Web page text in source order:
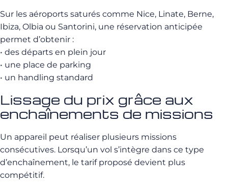
Sur les aéroports saturés comme Nice, Linate, Berne,
Ibiza, Olbia ou Santorini, une réservation anticipée
permet d’obtenir :
• des départs en plein jour
• une place de parking
• un handling standard
Lissage du prix grâce aux
enchaînements de missions
Un appareil peut réaliser plusieurs missions
consécutives. Lorsqu’un vol s’intègre dans ce type
d’enchaînement, le tarif proposé devient plus
compétitif.